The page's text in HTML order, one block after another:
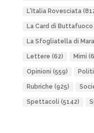
L'Italia Rovesciata
La Card di Buttafuoco
La Sfogliatella di
Lettere (62) Mimì
Opinioni (559)
Rubriche (925)
Spettacoli (5142)